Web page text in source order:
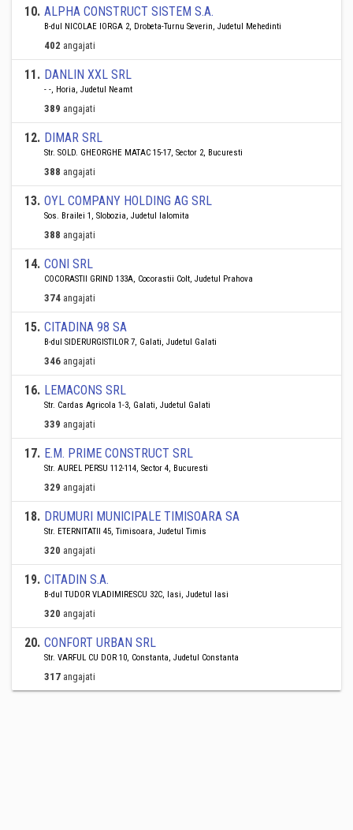
10. ALPHA CONSTRUCT SISTEM S.A.
B-dul NICOLAE IORGA 2, Drobeta-Turnu Severin, Judetul Mehedinti
402 angajati
11. DANLIN XXL SRL
- -, Horia, Judetul Neamt
389 angajati
12. DIMAR SRL
Str. SOLD. GHEORGHE MATAC 15-17, Sector 2, Bucuresti
388 angajati
13. OYL COMPANY HOLDING AG SRL
Sos. Brailei 1, Slobozia, Judetul Ialomita
388 angajati
14. CONI SRL
COCORASTII GRIND 133A, Cocorastii Colt, Judetul Prahova
374 angajati
15. CITADINA 98 SA
B-dul SIDERURGISTILOR 7, Galati, Judetul Galati
346 angajati
16. LEMACONS SRL
Str. Cardas Agricola 1-3, Galati, Judetul Galati
339 angajati
17. E.M. PRIME CONSTRUCT SRL
Str. AUREL PERSU 112-114, Sector 4, Bucuresti
329 angajati
18. DRUMURI MUNICIPALE TIMISOARA SA
Str. ETERNITATII 45, Timisoara, Judetul Timis
320 angajati
19. CITADIN S.A.
B-dul TUDOR VLADIMIRESCU 32C, Iasi, Judetul Iasi
320 angajati
20. CONFORT URBAN SRL
Str. VARFUL CU DOR 10, Constanta, Judetul Constanta
317 angajati